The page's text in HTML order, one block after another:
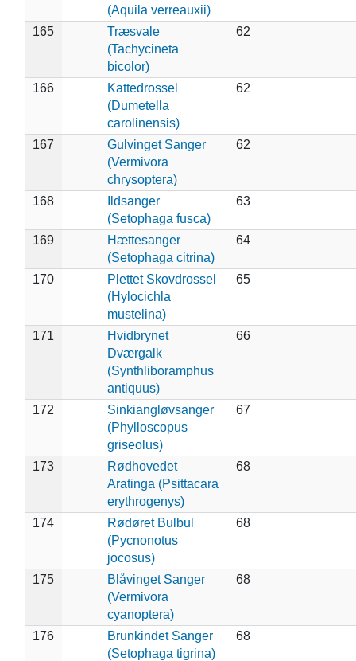
(Aquila verreauxii)
165
Træsvale
(Tachycineta
bicolor)
62
166
Kattedrossel
(Dumetella
carolinensis)
62
167
Gulvinget Sanger
(Vermivora
chrysoptera)
62
168
Ildsanger
(Setophaga fusca)
63
169
Hættesanger
(Setophaga citrina)
64
170
Plettet Skovdrossel
(Hylocichla
mustelina)
65
171
Hvidbrynet
Dværgalk
(Synthliboramphus
antiquus)
66
172
Sinkiangløvsanger
(Phylloscopus
griseolus)
67
173
Rødhovedet
Aratinga (Psittacara
erythrogenys)
68
174
Rødøret Bulbul
(Pycnonotus
jocosus)
68
175
Blåvinget Sanger
(Vermivora
cyanoptera)
68
176
Brunkindet Sanger
(Setophaga tigrina)
68